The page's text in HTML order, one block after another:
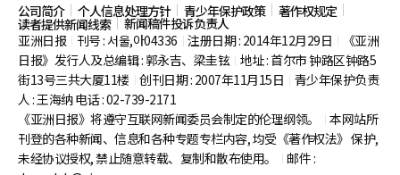
公司简介 个人信息处理方针 青少年保护政策 著作权规定
读者提供新闻线索
新闻稿件投诉负责人
亚洲日报
刊号 : 서울,아04336 注册日期 : 2014年12月29日
《亚洲
日报》发行人及总编辑 : 郭永吉、梁圭铉 地址 : 首尔市钟路区钟路5
街13号三共大厦11楼 创刊日期 : 2007年11月15日
青少年保护负责
人 : 王海纳 电话 : 02-739-2171
《亚洲日报》将遵守互联网新闻委员会制定的伦理纲领。
本网站所
刊登的各种新闻、信息和各种专题专栏内容, 均受《著作权法》 保护,
未经协议授权, 禁止随意转载、复制和散布使用。
邮件 :